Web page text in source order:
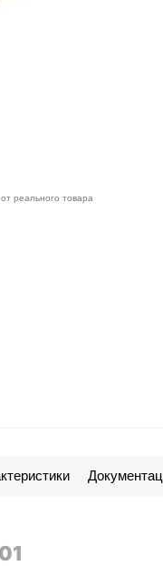
реального товара